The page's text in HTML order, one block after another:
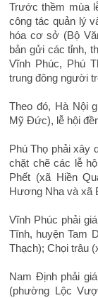
Trước thềm mùa
công tác quản lý
hóa cơ sở (Bộ
bản gửi các tỉnh,
Vĩnh Phúc, Phú
trung đông người
Theo đó, Hà Nội
Mỹ Đức), lễ hội
Phú Thọ phải xây
chặt chẽ các lễ
Phết (xã Hiền
Hương Nha và xã
Vĩnh Phúc phải
Tĩnh, huyện Tam
Thạch); Chọi trâu
Nam Định phải
(phường Lộc